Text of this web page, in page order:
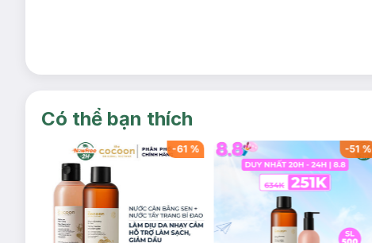
Có thể bạn thích
-61 % -51 %